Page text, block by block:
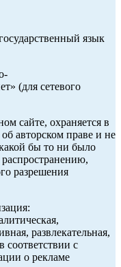
язык
(для сетевого
сайте, охраняется в
авторском праве и не
бы то ни было
разрешения
развлекательная,
соответствии с
о рекламе